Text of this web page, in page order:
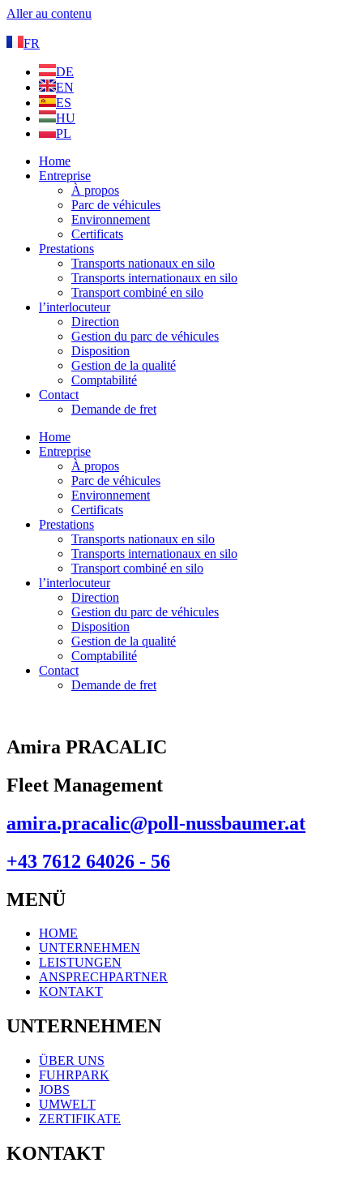
Aller au contenu
FR
DE
EN
ES
HU
PL
Home
Entreprise
À propos
Parc de véhicules
Environnement
Certificats
Prestations
Transports nationaux en silo
Transports internationaux en silo
Transport combiné en silo
l’interlocuteur
Direction
Gestion du parc de véhicules
Disposition
Gestion de la qualité
Comptabilité
Contact
Demande de fret
Home
Entreprise
À propos
Parc de véhicules
Environnement
Certificats
Prestations
Transports nationaux en silo
Transports internationaux en silo
Transport combiné en silo
l’interlocuteur
Direction
Gestion du parc de véhicules
Disposition
Gestion de la qualité
Comptabilité
Contact
Demande de fret
Amira PRACALIC
Fleet Management
amira.pracalic@poll-nussbaumer.at
+43 7612 64026 - 56
MENÜ
HOME
UNTERNEHMEN
LEISTUNGEN
ANSPRECHPARTNER
KONTAKT
UNTERNEHMEN
ÜBER UNS
FUHRPARK
JOBS
UMWELT
ZERTIFIKATE
KONTAKT